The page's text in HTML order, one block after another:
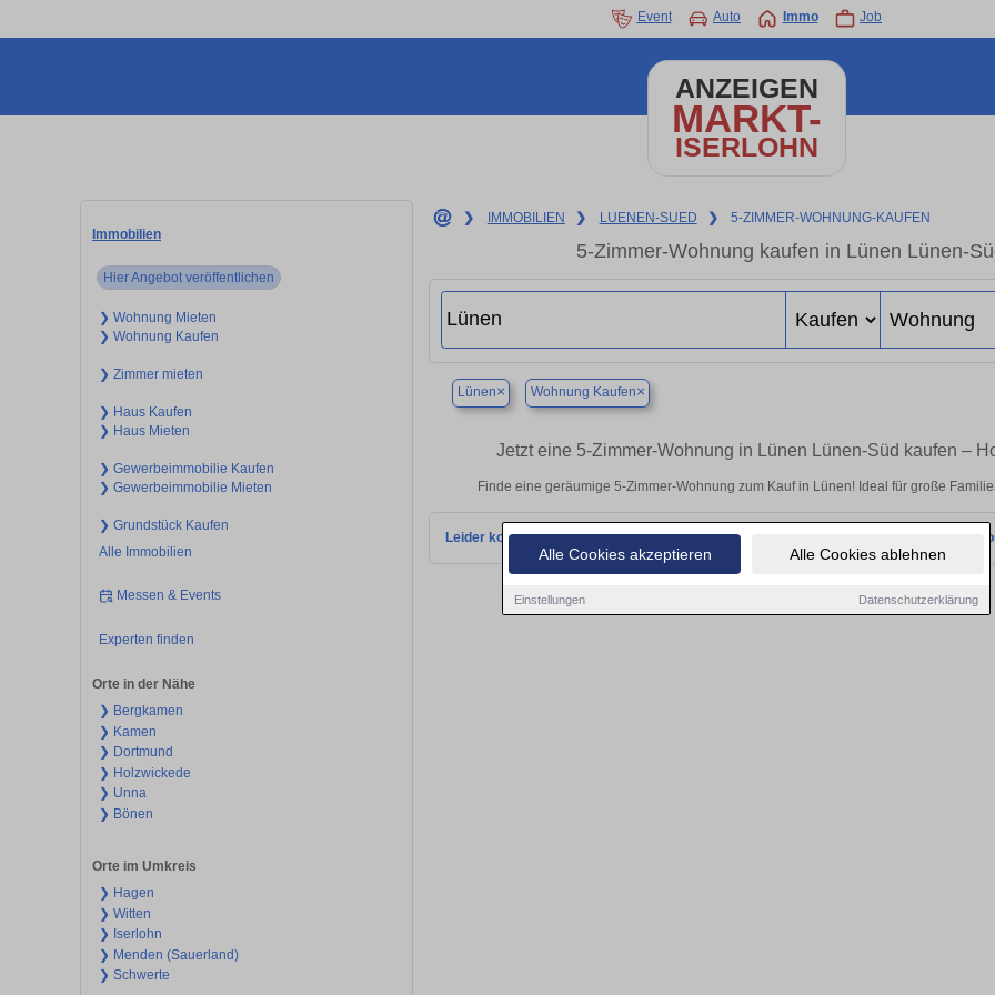
Alle Cookies akzeptieren Alle Cookies ablehnen
Einstellungen Datenschutzerklärung
Event Auto Immo Job
ANZEIGEN
MARKT-
ISERLOHN
Immobilien
Hier Angebot veröffentlichen
❯ Wohnung Mieten
❯ Wohnung Kaufen
❯ Zimmer mieten
❯ Haus Kaufen
❯ Haus Mieten
❯ Gewerbeimmobilie Kaufen
❯ Gewerbeimmobilie Mieten
❯ Grundstück Kaufen
Alle Immobilien
Messen & Events
Experten finden
Orte in der Nähe
❯ Bergkamen
❯ Kamen
❯ Dortmund
❯ Holzwickede
❯ Unna
❯ Bönen
Orte im Umkreis
❯ Hagen
❯ Witten
❯ Iserlohn
❯ Menden (Sauerland)
❯ Schwerte
❯ IMMOBILIEN ❯ LUENEN-SUED ❯ 5-ZIMMER-WOHNUNG-KAUFEN
5-Zimmer-Wohnung kaufen in Lünen Lünen-
Lünen× Wohnung Kaufen×
Jetzt eine 5-Zimmer-Wohnung in Lünen Lünen-Süd kaufen –
Finde eine geräumige 5-Zimmer-Wohnung zum Kauf in Lünen! Ideal für große
Leider konnten wir derzeit keine passenden Objekte finden. Schauen Sie bald wieder